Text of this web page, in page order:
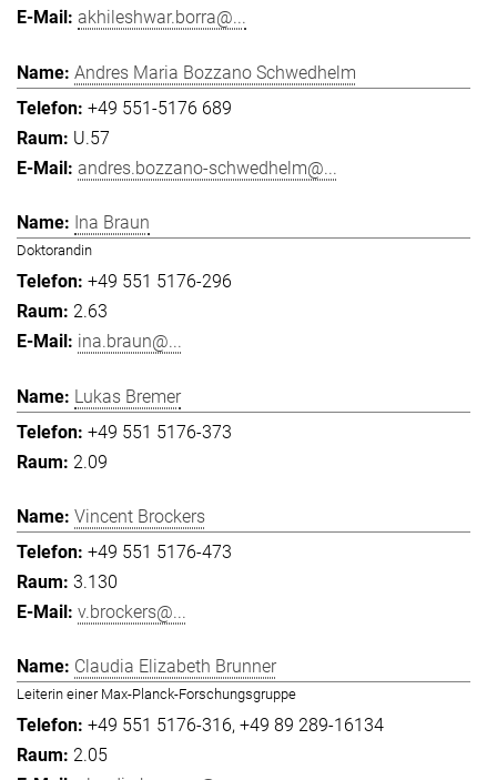
akhileshwar.borra@...
Andres Maria Bozzano Schwedhelm
+49 551-5176 689
U.57
andres.bozzano-schwedhelm@...
Ina Braun
Doktorandin
+49 551 5176-296
2.63
ina.braun@...
Lukas Bremer
+49 551 5176-373
2.09
Vincent Brockers
+49 551 5176-473
3.130
v.brockers@...
Claudia Elizabeth Brunner
Leiterin einer Max-Planck-Forschungsgruppe
+49 551 5176-316 +49 89 289-16134
2.05